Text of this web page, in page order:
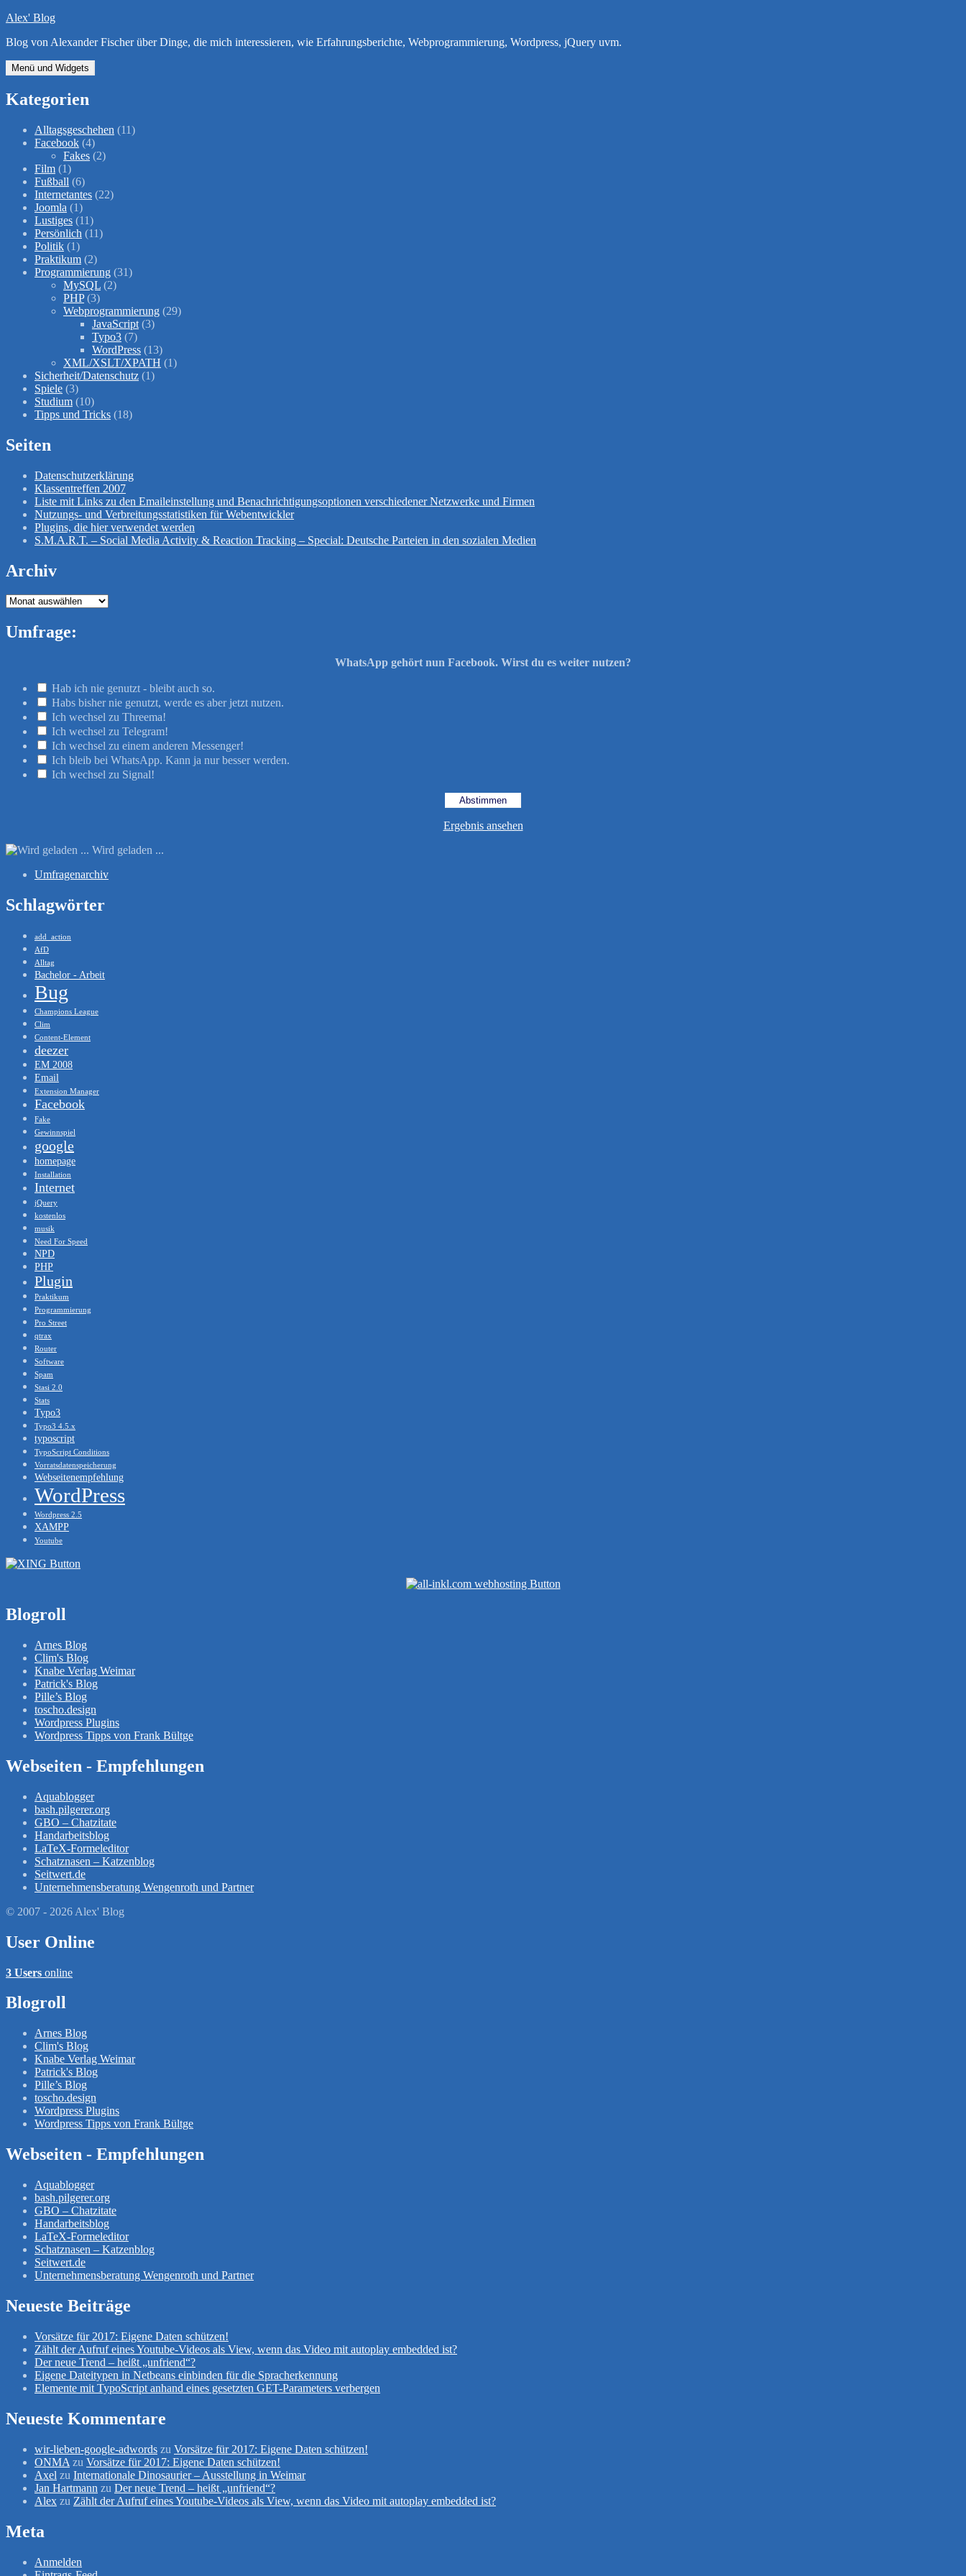
Zum
springen
Alex' Blog
Blog von Alexander Fischer über Dinge, die mich interessieren, wie Erfahrungsberichte, Webprogrammierung, Wordpress, jQuery uvm.
Menü und Widgets
Kategorien
Alltagsgeschehen (11)
Facebook (4)
Fakes (2)
Film (1)
Fußball (6)
Internetantes (22)
Joomla (1)
Lustiges (11)
Persönlich (11)
Politik (1)
Praktikum (2)
Programmierung (31)
MySQL (2)
PHP(3)
Webprogrammierung (29)
JavaScript (3)
Typo3 (7)
WordPress (13)
XML/XSLT/XPATH (1)
Sicherheit/Datenschutz (1)
Spiele (3)
Studium (10)
Tipps und Tricks (18)
Seiten
Datenschutzerklärung
Klassentreffen 2007
Liste mit Links zu den Emaileinstellung und Benachrichtigungsoptionen verschiedener Netzwerke und Firmen
Nutzungs- und Verbreitungsstatistiken für Webentwickler
Plugins, die hier verwendet werden
S.M.A.R.T. – Social Media Activity & Reaction Tracking – Special: Deutsche Parteien in den sozialen Medien
Archiv
Archiv
Umfrage:
WhatsApp gehört nun Facebook. Wirst du es weiter nutzen?
Hab ich nie genutzt - bleibt auch so.
Habs bisher nie genutzt, werde es aber jetzt nutzen.
Ich wechsel zu Threema!
Ich wechsel zu Telegram!
Ich wechsel zu einem anderen Messenger!
Ich bleib bei WhatsApp. Kann ja nur besser werden.
Ich wechsel zu Signal!
Ergebnis ansehen
Wird geladen ...
Umfragenarchiv
Schlagwörter
add_action
AfD
Alltag
Bachelor - Arbeit
Bug
Champions League
Clim
Content-Element
deezer
EM 2008
Email
Extension Manager
Facebook
Fake
Gewinnspiel
google
homepage
Installation
Internet
jQuery
kostenlos
musik
Need For Speed
NPD
PHP
Plugin
Praktikum
Programmierung
Pro Street
qtrax
Router
Software
Spam
Stasi 2.0
Stats
Typo3
Typo3 4.5.x
typoscript
TypoScript Conditions
Vorratsdatenspeicherung
Webseitenempfehlung
WordPress
Wordpress 2.5
XAMPP
Youtube
Blogroll
Arnes Blog
Clim's Blog
Knabe Verlag Weimar
Patrick's Blog
Pille’s Blog
toscho.design
Wordpress Plugins
Wordpress Tipps von Frank Bültge
Webseiten - Empfehlungen
Aquablogger
bash.pilgerer.org
GBO – Chatzitate
Handarbeitsblog
LaTeX-Formeleditor
Schatznasen – Katzenblog
Seitwert.de
Unternehmensberatung Wengenroth und Partner
© 2007 - 2026 Alex' Blog
User Online
3 Users online
Blogroll
Arnes Blog
Clim's Blog
Knabe Verlag Weimar
Patrick's Blog
Pille’s Blog
toscho.design
Wordpress Plugins
Wordpress Tipps von Frank Bültge
Webseiten - Empfehlungen
Aquablogger
bash.pilgerer.org
GBO – Chatzitate
Handarbeitsblog
LaTeX-Formeleditor
Schatznasen – Katzenblog
Seitwert.de
Unternehmensberatung Wengenroth und Partner
Neueste Beiträge
Vorsätze für 2017: Eigene Daten schützen!
Zählt der Aufruf eines Youtube-Videos als View, wenn das Video mit autoplay embedded ist?
Der neue Trend – heißt „unfriend“?
Eigene Dateitypen in Netbeans einbinden für die Spracherkennung
Elemente mit TypoScript anhand eines gesetzten GET-Parameters verbergen
Neueste Kommentare
wir-lieben-google-adwords zu Vorsätze für 2017: Eigene Daten schützen!
ONMA zu Vorsätze für 2017: Eigene Daten schützen!
Axel zu Internationale Dinosaurier – Ausstellung in Weimar
Jan Hartmann zu Der neue Trend – heißt „unfriend“?
Alex zu Zählt der Aufruf eines Youtube-Videos als View, wenn das Video mit autoplay embedded ist?
Meta
Anmelden